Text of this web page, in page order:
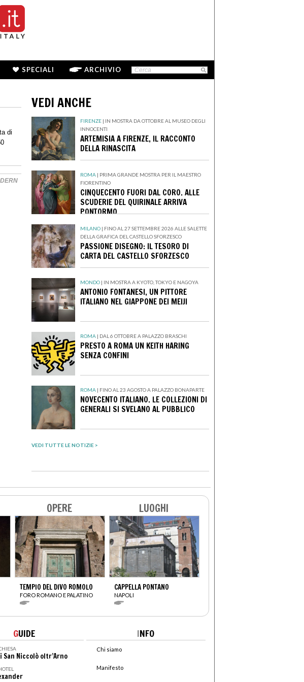
SPECIALI ARCHIVIO
di
VEDI ANCHE
FIRENZE | IN MOSTRA DA OTTOBRE AL MUSEO DEGLI
INNOCENTI
ARTEMISIA A FIRENZE, IL RACCONTO
DELLA RINASCITA
ROMA | PRIMA GRANDE MOSTRA PER IL MAESTRO
FIORENTINO
CINQUECENTO FUORI DAL CORO. ALLE
SCUDERIE DEL QUIRINALE ARRIVA
PONTORMO
MILANO | FINO AL 27 SETTEMBRE 2026 ALLE SALETTE
DELLA GRAFICA DEL CASTELLO SFORZESCO
PASSIONE DISEGNO: IL TESORO DI
CARTA DEL CASTELLO SFORZESCO
MONDO | IN MOSTRA A KYOTO, TOKYO E NAGOYA
ANTONIO FONTANESI, UN PITTORE
ITALIANO NEL GIAPPONE DEI MEIJI
ROMA | DAL 6 OTTOBRE A PALAZZO BRASCHI
PRESTO A ROMA UN KEITH HARING
SENZA CONFINI
ROMA | FINO AL 23 AGOSTO A PALAZZO BONAPARTE
NOVECENTO ITALIANO. LE COLLEZIONI DI
GENERALI SI SVELANO AL PUBBLICO
VEDI TUTTE LE NOTIZIE >
OPERE
TEMPIO DEL DIVO ROMOLO
FORO ROMANO E PALATINO
LUOGHI
CAPPELLA PONTANO
NAPOLI
GUIDE
San Niccolò oltr’Arno
INFO
Chi siamo
Manifesto